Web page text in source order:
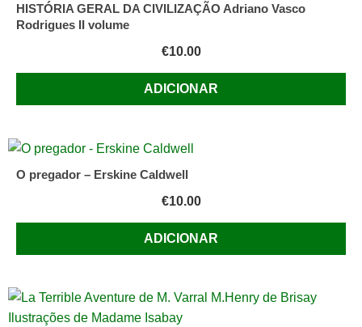
HISTÓRIA GERAL DA CIVILIZAÇÃO Adriano Vasco
Rodrigues II volume
€10.00
ADICIONAR
O pregador – Erskine Caldwell
€10.00
ADICIONAR